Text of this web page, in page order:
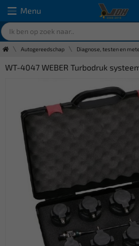
Menu
Autogereedschap Diagnose, testen en
WT-4047 WEBER Turbodruk